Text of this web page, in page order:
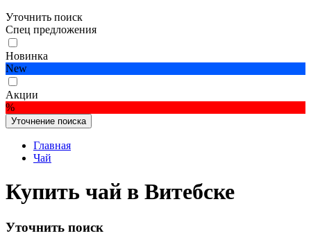
Уточнить поиск
Спец предложения
Новинка
New
Акции
%
Уточнение поиска
Главная
Чай
Купить чай в Витебске
Уточнить поиск